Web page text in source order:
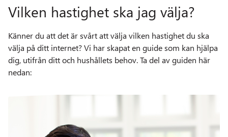
Vilken hastighet ska jag välja?
Känner du att det är svårt att välja vilken hastighet du ska
välja på ditt internet? Vi har skapat en guide som kan hjälpa
dig, utifrån ditt och hushållets behov. Ta del av guiden här
nedan: